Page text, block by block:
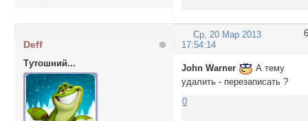
6
Ср, 20 Мар 2013
17:54:14
Deff
Тутошний...
John Warner
А тему
удалить - перезаписать ?
0